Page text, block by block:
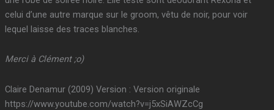
celui d’une autre marque sur le groom, vêtu de noir, pour voir
lequel laisse des traces blanches.
Merci à Clément ;o)
Claire Denamur (2009) Version : Version originale
https://www.youtube.com/watch?v=j5xSiAWZcCg